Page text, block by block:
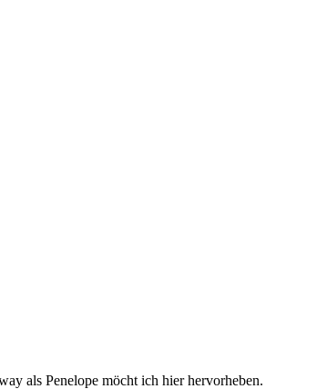
als Penelope möcht ich hier hervorheben.